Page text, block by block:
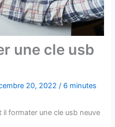
une cle usb
20, 2022/ 6 minutes
il formater une cle usb neuve